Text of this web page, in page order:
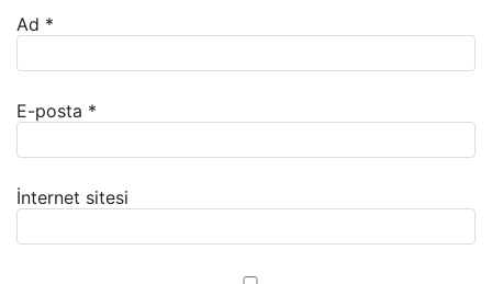
Ad *
E-posta *
İnternet sitesi